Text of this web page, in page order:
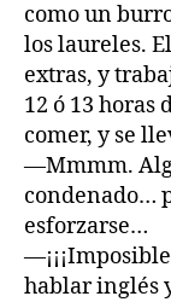
como un
los laureles.
extras, y
12 ó 13 horas
comer, y se
—Mmmm.
condenado…
esforzarse…
hablar inglés